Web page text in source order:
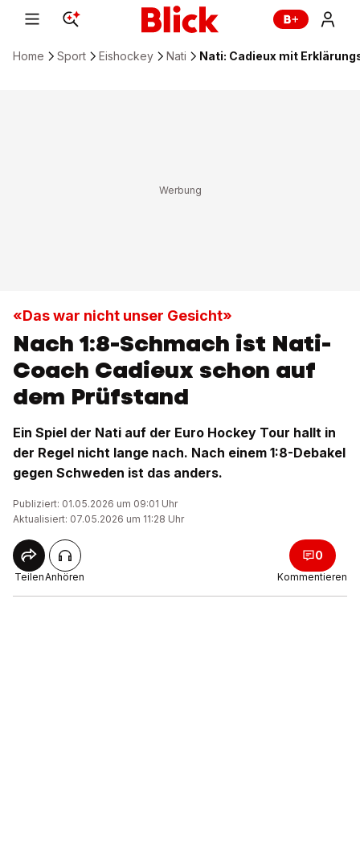
Home Sport Eishockey Nati Nati: Cadieux mit
«Das war nicht unser Gesicht»
Nach 1:8-Schmach ist Nati-
Coach Cadieux schon auf
dem Prüfstand
Ein Spiel der Nati auf der Euro Hockey Tour hallt in
der Regel nicht lange nach. Nach einem 1:8-Debakel
gegen Schweden ist das anders.
Publiziert: 01.05.2026 um 09:01 Uhr
Aktualisiert: 07.05.2026 um 11:28 Uhr
TeilenAnhören
0
Kommentieren